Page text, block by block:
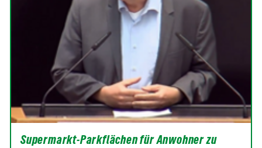
Supermarkt-Parkflächen für Anwohner zu